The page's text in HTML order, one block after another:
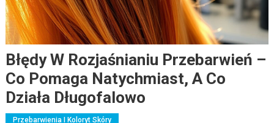
Błędy W Rozjaśnianiu Przebarwień –
Co Pomaga Natychmiast, A Co
Działa Długofalowo
Przebarwienia I Koloryt Skóry